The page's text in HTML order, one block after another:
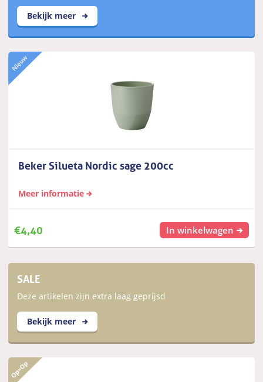
Bekijk meer
Beker Silueta Nordic sage 200cc
Meer informatie
€4,40 In winkelwagen
SALE
Deze artikelen zijn extra laag geprijsd
Bekijk meer